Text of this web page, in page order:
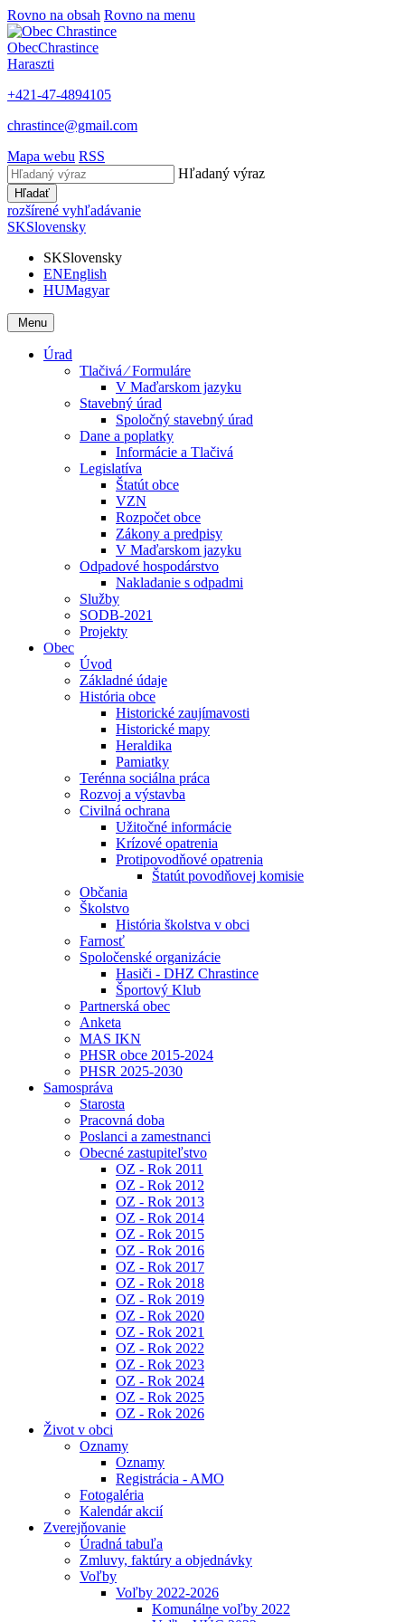
Rovno na obsah Rovno na menu
ObecChrastince
Haraszti
+421-47-4894105
chrastince@gmail.com
Mapa webu RSS
Hľadaný výraz
Hľadať
rozšírené vyhľadávanie
SKSlovensky
SKSlovensky
ENEnglish
HUMagyar
Menu
Úrad
Tlačivá ⁄ Formuláre
V Maďarskom jazyku
Stavebný úrad
Spoločný stavebný úrad
Dane a poplatky
Informácie a Tlačivá
Legislatíva
Štatút obce
VZN
Rozpočet obce
Zákony a predpisy
V Maďarskom jazyku
Odpadové hospodárstvo
Nakladanie s odpadmi
Služby
SODB-2021
Projekty
Obec
Úvod
Základné údaje
História obce
Historické zaujímavosti
Historické mapy
Heraldika
Pamiatky
Terénna sociálna práca
Rozvoj a výstavba
Civilná ochrana
Užitočné informácie
Krízové opatrenia
Protipovodňové opatrenia
Štatút povodňovej komisie
Občania
Školstvo
História školstva v obci
Farnosť
Spoločenské organizácie
Hasiči - DHZ Chrastince
Športový Klub
Partnerská obec
Anketa
MAS IKN
PHSR obce 2015-2024
PHSR 2025-2030
Samospráva
Starosta
Pracovná doba
Poslanci a zamestnanci
Obecné zastupiteľstvo
OZ - Rok 2011
OZ - Rok 2012
OZ - Rok 2013
OZ - Rok 2014
OZ - Rok 2015
OZ - Rok 2016
OZ - Rok 2017
OZ - Rok 2018
OZ - Rok 2019
OZ - Rok 2020
OZ - Rok 2021
OZ - Rok 2022
OZ - Rok 2023
OZ - Rok 2024
OZ - Rok 2025
OZ - Rok 2026
Život v obci
Oznamy
Oznamy
Registrácia - AMO
Fotogaléria
Kalendár akcií
Zverejňovanie
Úradná tabuľa
Zmluvy, faktúry a objednávky
Voľby
Voľby 2022-2026
Komunálne voľby 2022